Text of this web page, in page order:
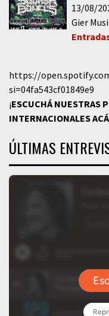
13/08/
Gier
https://
si=04fa543cf01849e9
¡ESCUCHÁ NUESTRAS
INTERNACIONALESACÁ
ÚLTIMAS